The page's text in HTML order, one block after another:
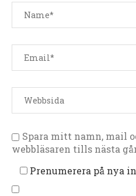
Spara mitt namn, mail
webbläsaren tills nästa
Prenumerera på nya